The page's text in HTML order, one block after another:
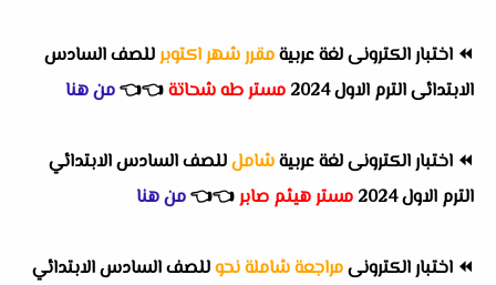
⏪ اختبار الكترونى لغة عربيةمقرر شهر اكتوبرللصف السادس
الابتدائى الترم الاول 2024
مستر طه شحاتة👈
👈من هنا
⏪ اختبار الكترونى لغة عربيةشاملللصف السادس الابتدائي
الترم الاول 2024
مستر هيثم صابر👈
👈من هنا
⏪ اختبار الكترونىمراجعة شاملة نحوللصف السادس الابتدائي